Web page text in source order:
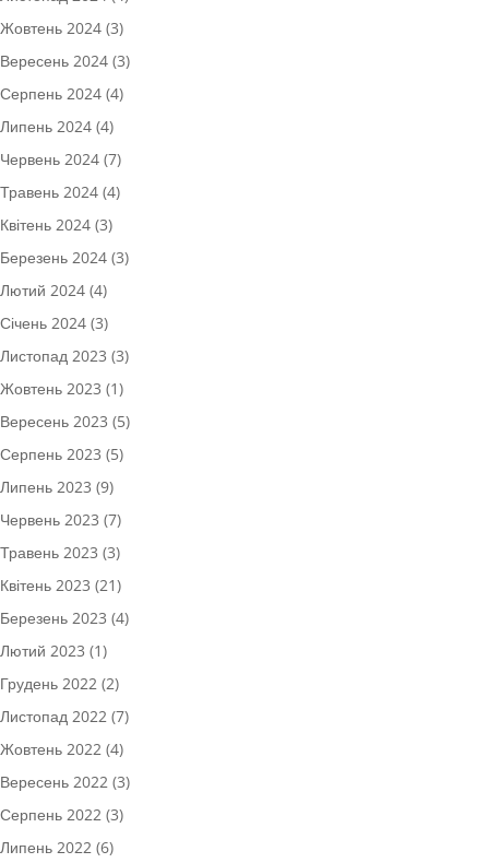
Жовтень 2024 (3)
Вересень 2024 (3)
Серпень 2024 (4)
Липень 2024 (4)
Червень 2024 (7)
Травень 2024 (4)
Квітень 2024 (3)
Березень 2024 (3)
Лютий 2024 (4)
Січень 2024 (3)
Листопад 2023 (3)
Жовтень 2023 (1)
Вересень 2023 (5)
Серпень 2023 (5)
Липень 2023 (9)
Червень 2023 (7)
Травень 2023 (3)
Квітень 2023 (21)
Березень 2023 (4)
Лютий 2023 (1)
Грудень 2022 (2)
Листопад 2022 (7)
Жовтень 2022 (4)
Вересень 2022 (3)
Серпень 2022 (3)
Липень 2022 (6)